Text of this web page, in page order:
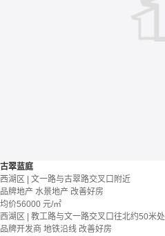
古翠蓝庭
西湖区 | 文一路与古翠路交叉口附近
品牌地产 水景地产 改善好房
均价56000 元/㎡
西湖区 | 教工路与文一路交叉口往北约50米处
品牌开发商 地铁沿线 改善好房